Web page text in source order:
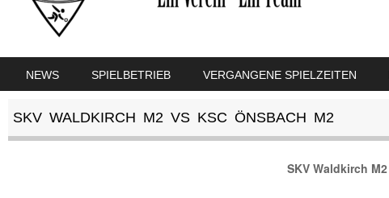
MENU
NEWS SPIELBETRIEB VERGANGENE SPIELZEITEN
SKV WALDKIRCH M2 VS KSC ÖNSBACH M2
SKV Waldkirch M2